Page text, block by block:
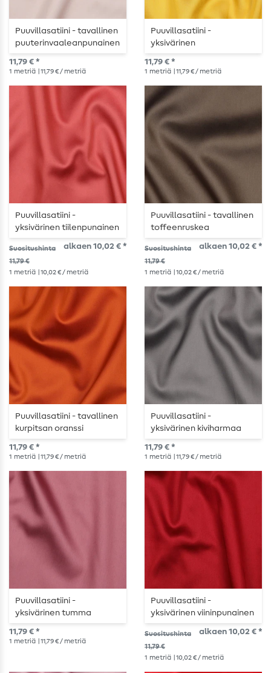
Puuvillasatiini - tavallinen
puuterinvaaleanpunainen
11,79 € *
1 metriä | 11,79 € / metriä
Puuvillasatiini -
yksivärinen
aurinkokeltainen
11,79 € *
1 metriä | 11,79 € / metriä
Puuvillasatiini -
yksivärinen tiilenpunainen
Suositushinta
11,79 €
alkaen 10,02 € *
1 metriä | 10,02 € / metriä
Puuvillasatiini - tavallinen
toffeenruskea
Suositushinta
11,79 €
alkaen 10,02 € *
1 metriä | 10,02 € / metriä
Puuvillasatiini - tavallinen
kurpitsan oranssi
11,79 € *
1 metriä | 11,79 € / metriä
Puuvillasatiini -
yksivärinen kiviharmaa
11,79 € *
1 metriä | 11,79 € / metriä
Puuvillasatiini -
yksivärinen tumma
hämärän
vaaleanpunainen väri
11,79 € *
1 metriä | 11,79 € / metriä
Puuvillasatiini -
yksivärinen viininpunainen
Suositushinta
11,79 €
alkaen 10,02 € *
1 metriä | 10,02 € / metriä